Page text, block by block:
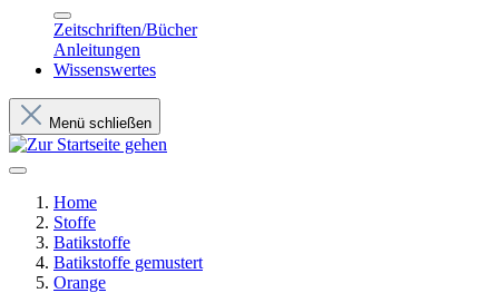
Zeitschriften/Bücher
Anleitungen
Wissenswertes
Menü schließen
Home
Stoffe
Batikstoffe
Batikstoffe gemustert
Orange